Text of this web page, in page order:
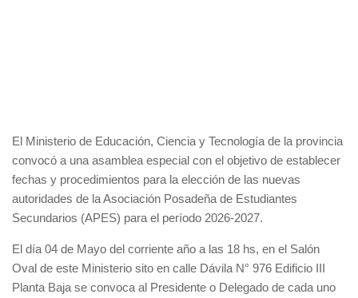
El Ministerio de Educación, Ciencia y Tecnología de la provincia
convocó a una asamblea especial con el objetivo de establecer
fechas y procedimientos para la elección de las nuevas
autoridades de la Asociación Posadeña de Estudiantes
Secundarios (APES) para el período 2026-2027.
El día 04 de Mayo del corriente año a las 18 hs, en el Salón
Oval de este Ministerio sito en calle Dávila N° 976 Edificio III
Planta Baja se convoca al Presidente o Delegado de cada uno